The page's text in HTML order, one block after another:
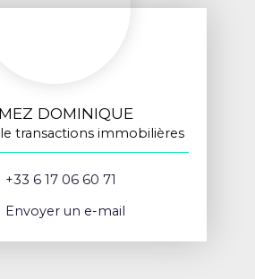
DOMINIQUE
transactions immobilières
+33 6 17 06 60 71
Envoyer un e-mail